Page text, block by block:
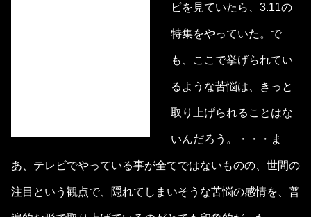
ビを見ていたら、3.11の
特集をやっていた。で
も、ここで挙げられてい
るような苦悩は、きっと
取り上げられることはな
いんだろう。・・・ま
あ、テレビでやっている事が全てではないものの、世間の
注目という観点で、隠れてしまいそうな苦悩の感情を、普